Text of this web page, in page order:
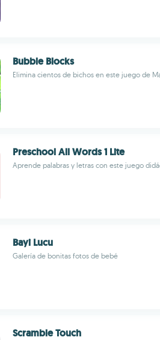
Bubble Blocks
Elimina cientos de bichos en este juego de
Preschool All Words 1 Lite
Aprende palabras y letras con este juego
Bayi Lucu
Galería de bonitas fotos de bebé
Scramble Touch